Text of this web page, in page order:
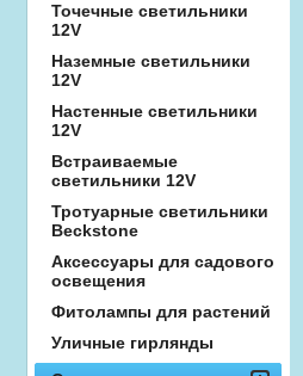
Точечные светильники
12V
Наземные светильники
12V
Настенные светильники
12V
Встраиваемые
светильники 12V
Тротуарные светильники
Beckstone
Аксессуары для садового
освещения
Фитолампы для растений
Уличные гирлянды